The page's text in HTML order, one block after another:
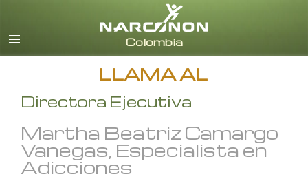
Español
Todas las Regiones/Idiomas
LLAMA AL
Directora Ejecutiva
Martha Beatriz Camargo
Vanegas, Especialista en
Adicciones